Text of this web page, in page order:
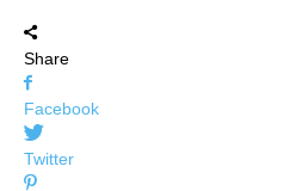
Share
Facebook
Twitter